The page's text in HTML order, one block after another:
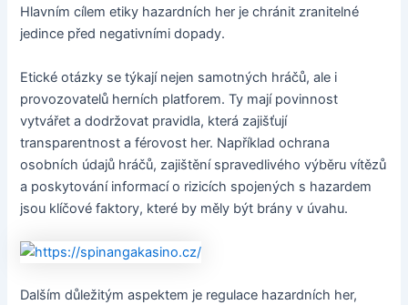
Hlavním cílem etiky hazardních her je chránit zranitelné
jedince před negativními dopady.
Etické otázky se týkají nejen samotných hráčů, ale i
provozovatelů herních platforem. Ty mají povinnost
vytvářet a dodržovat pravidla, která zajišťují
transparentnost a férovost her. Například ochrana
osobních údajů hráčů, zajištění spravedlivého výběru vítězů
a poskytování informací o rizicích spojených s hazardem
jsou klíčové faktory, které by měly být brány v úvahu.
Dalším důležitým aspektem je regulace hazardních her,